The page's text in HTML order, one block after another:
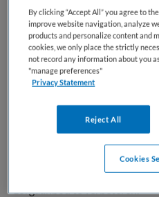
De behandeling vindt plaats
klimaat van de verschillende
behandelafdelingen. Voor de
nauw samen met de
op het terrein.
stevige rol. Je bent niet alleen
zorgverantwoordelijke en
zorgaanbod te verbeteren.
By clicking “Accept All” you agree to
improve website navigation, analyze
products and personalize content and
cookies, we only place the strictly
not record any information about you
"manage preferences"
Privacy Statement
Reject All
Cookies